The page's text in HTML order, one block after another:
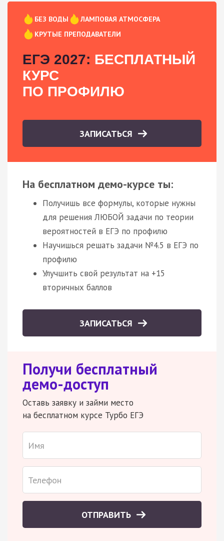
БЕЗ ВОДЫ
ЛАМПОВАЯ АТМОСФЕРА
КРУТЫЕ ПРЕПОДАВАТЕЛИ
ЕГЭ 2027: БЕСПЛАТНЫЙ
КУРС
ПО ПРОФИЛЮ
ЗАПИСАТЬСЯ
На бесплатном демо-курсе ты:
Получишь все формулы, которые нужны
для решения ЛЮБОЙ задачи по теории
вероятностей в ЕГЭ по профилю
Научишься решать задачи №4.5 в ЕГЭ по
профилю
Улучшить свой результат на +15
вторичных баллов
ЗАПИСАТЬСЯ
Получи бесплатный
демо-доступ
Оставь заявку и займи место
на бесплатном курсе Турбо ЕГЭ
ОТПРАВИТЬ